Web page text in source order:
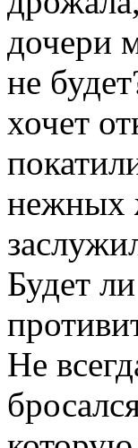
дочери
не
хочет
нежных
Будет
Не